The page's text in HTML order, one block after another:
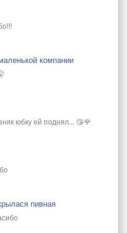
компании
юбку ей поднял... 😘🌹
пивная